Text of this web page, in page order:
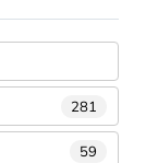
281
59